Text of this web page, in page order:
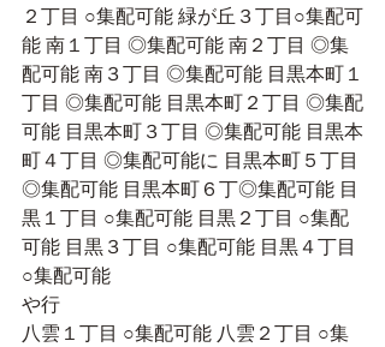
２丁目 ○集配可能 緑が丘３丁目○集配可
能 南１丁目 ◎集配可能 南２丁目 ◎集
配可能 南３丁目 ◎集配可能 目黒本町１
丁目 ◎集配可能 目黒本町２丁目 ◎集配
可能 目黒本町３丁目 ◎集配可能 目黒本
町４丁目 ◎集配可能に 目黒本町５丁目
◎集配可能 目黒本町６丁◎集配可能 目
黒１丁目 ○集配可能 目黒２丁目 ○集配
可能 目黒３丁目 ○集配可能 目黒４丁目
○集配可能
や行
八雲１丁目 ○集配可能 八雲２丁目 ○集